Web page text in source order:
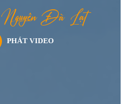
Nguyên Đà Lạt
PHÁT VIDEO